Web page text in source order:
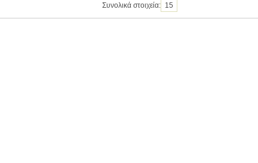
Συνολικά στοιχεία: 15